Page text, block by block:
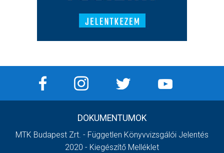
DOKUMENTUMOK
MTK Budapest Zrt. - Független Könyvvizsgálói Jelentés
2020 - Kiegészítő Melléklet